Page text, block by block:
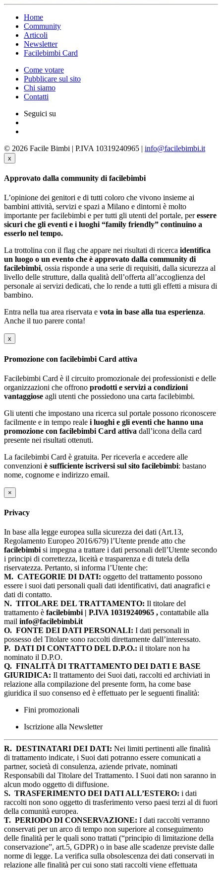
Home
Community
Articoli
Newsletter
Facilebimbi Card
Come votare
Pubblicare sul sito
Chi siamo
Contatti
Seguici su
© 2026 Facile Bimbi | P.IVA 10319240965 | info@facilebimbi.it
x
Approvato dalla community di facilebimbi
L’opinione dei genitori e di tutti coloro che vivono insieme ai
bambini attività, servizi e spazi a Milano e dintorni è molto
importante per facilebimbi e per tutti gli utenti del portale, peressere
sicuri che gli eventi e i luoghi “family friendly” continuino a
esserlo nel tempo.
La trottolina con il flag che appare nei risultati di ricerca identifica
un luogo o un evento che è approvato dalla community di
facilebimbi, ossia risponde a una serie di requisiti, dalla sicurezza al
livello delle strutture, dalla qualità dell’offerta all’accoglienza del
personale ai servizi dedicati, che lo rende a tutti gli effetti a misura di
bambino.
Entra nella tua area riservata e vota in base alla tua esperienza.
Anche il tuo parere conta!
x
Promozione con facilebimbi Card attiva
Facilebimbi Card è il circuito promozionale dei professionisti e delle
organizzazioni che offrono prodotti e servizi a condizioni
vantaggiose agli utenti che possiedono una carta facilebimbi.
Gli utenti che impostano una ricerca sul portale possono riconoscere
facilmente e in tempo reale i luoghi e gli eventi che hanno una
promozione con facilebimbi Card attiva dall’icona della card
presente nei risultati ottenuti.
La facilebimbi Card è gratuita. Per riceverla e accedere alle
convenzioni è sufficiente iscriversi sul sito facilebimbi: bastano
nome, cognome e indirizzo email.
×
Privacy
In base alla legge europea sulla sicurezza dei dati (Art.13,
Regolamento Europeo 2016/679) l’Utente prende atto che
facilebimbisi impegna a trattare i dati personali dell’Utente secondo
i principi di correttezza, liceità e trasparenza e di tutela della
riservatezza. Pertanto, si informa l’Utente che:
M. CATEGORIE DI DATI: oggetto del trattamento possono
essere i suoi dati personali quali dati identificativi, dati anagrafici e
dati di contatto.
N. TITOLARE DEL TRATTAMENTO: Il titolare del
trattamento è facilebimbi | P.IVA 10319240965 , contattabile alla
mail info@facilebimbi.it
O. FONTE DEI DATI PERSONALI: I dati personali in
possesso del Titolare sono raccolti direttamente dall’interessato.
P. DATI DI CONTATTO DEL D.P.O.: il titolare non ha
nominato il D.P.O.
Q. FINALITÀ DI TRATTAMENTO DEI DATI E BASE
GIURIDICA: Il trattamento dei Suoi dati, raccolti ed archiviati in
relazione alla compilazione del presente form, ha come base
giuridica il suo consenso ed è effettuato per le seguenti finalità:
Fini promozionali
Iscrizione alla Newsletter
R. DESTINATARI DEI DATI: Nei limiti pertinenti alle finalità
di trattamento indicate, i Suoi dati potranno essere comunicati a
partner, società di consulenza, aziende private, nominati
Responsabili dal Titolare del Trattamento. I Suoi dati non saranno in
alcun modo oggetto di diffusione.
S. TRASFERIMENTO DEI DATI ALL’ESTERO: i dati
raccolti non sono oggetto di trasferimento verso paesi terzi al di fuori
della comunità europea.
T. PERIODO DI CONSERVAZIONE: I dati raccolti verranno
conservati per un arco di tempo non superiore al conseguimento
delle finalità per le quali sono trattati (“principio di limitazione della
conservazione”, art.5, GDPR) o in base alle scadenze previste dalle
norme di legge. La verifica sulla obsolescenza dei dati conservati in
relazione alle finalità per cui sono stati raccolti viene effettuata